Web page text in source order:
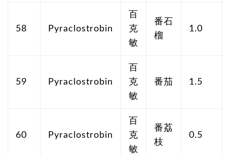
58 Pyraclostrobin
百
克
敏
番石
榴
1.0
59 Pyraclostrobin
百
克
敏
番茄 1.5
60 Pyraclostrobin
百
克
敏
番荔
枝
0.5